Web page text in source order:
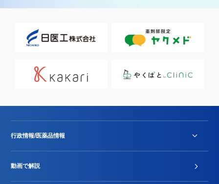
行政情報/医薬品情報
動画で解説